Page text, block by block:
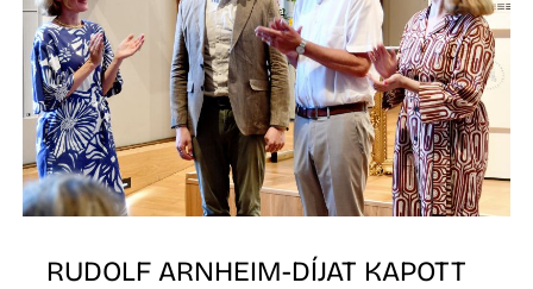
RUDOLF ARNHEIM-DÍJAT KAPOTT